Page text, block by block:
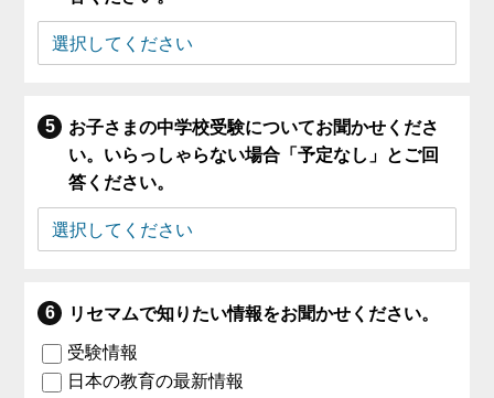
お子さまの中学校受験についてお聞かせくださ
い。いらっしゃらない場合「予定なし」とご回
答ください。
リセマムで知りたい情報をお聞かせください。
受験情報
日本の教育の最新情報